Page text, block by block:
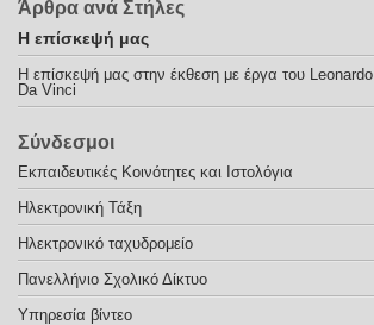
Άρθρα ανά Στήλες
Η επίσκεψή μας
Η επίσκεψή μας στην έκθεση με έργα του Leonardo
Da Vinci
Σύνδεσμοι
Εκπαιδευτικές Κοινότητες και Ιστολόγια
Ηλεκτρονική Τάξη
Ηλεκτρονικό ταχυδρομείο
Πανελλήνιο Σχολικό Δίκτυο
Υπηρεσία βίντεο